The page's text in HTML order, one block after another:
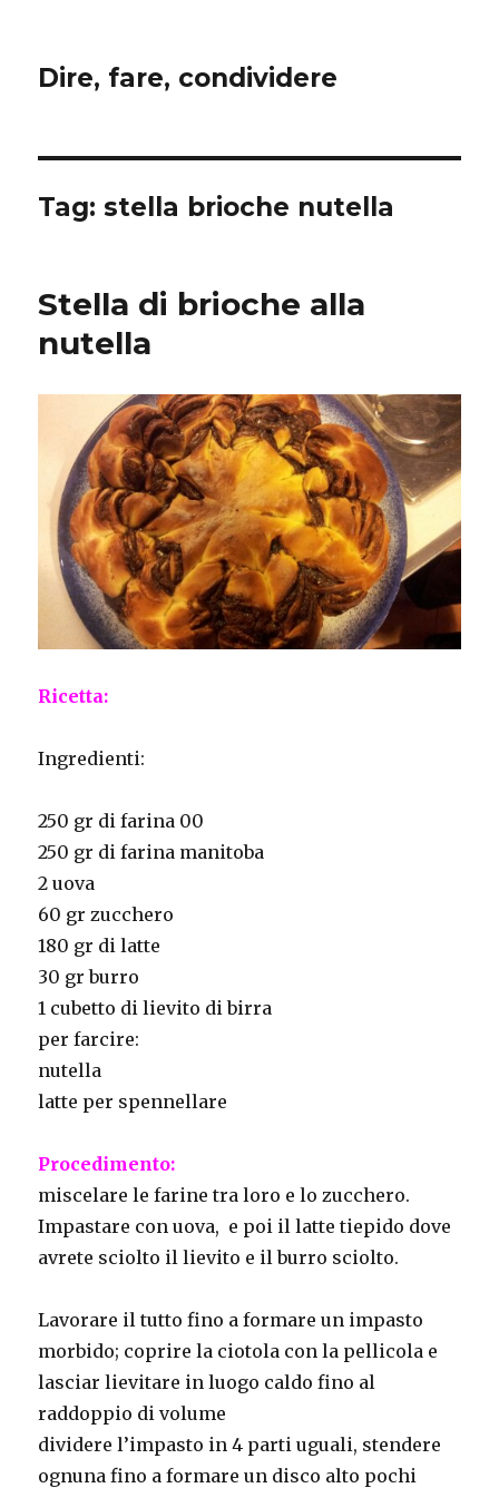
Dire, fare, condividere
Tag:stella brioche nutella
Stella di brioche alla
nutella
Ricetta:
Ingredienti:
250 gr di farina 00
250 gr di farina manitoba
2 uova
60 gr zucchero
180 gr di latte
30 gr burro
1 cubetto di lievito di birra
per farcire:
nutella
latte per spennellare
Procedimento:
miscelare le farine tra loro e lo zucchero.
Impastare con uova, e poi il latte tiepido dove
avrete sciolto il lievito e il burro sciolto.
Lavorare il tutto fino a formare un impasto
morbido; coprire la ciotola con la pellicola e
lasciar lievitare in luogo caldo fino al
raddoppio di volume
dividere l’impasto in 4 parti uguali, stendere
ognuna fino a formare un disco alto pochi